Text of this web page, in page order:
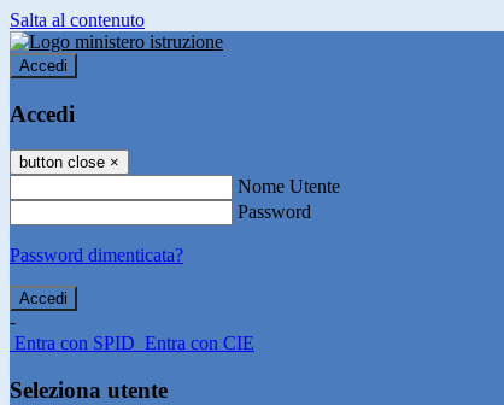
Salta al contenuto
Accedi
Accedi
button close ×
Nome Utente
Password
Password dimenticata?
-
Entra con SPID Entra con CIE
Seleziona utente